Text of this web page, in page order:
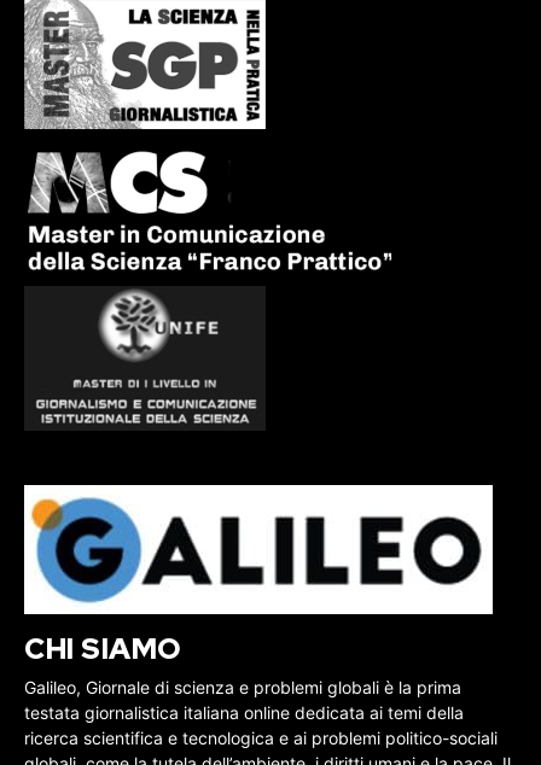
CHI SIAMO
Galileo, Giornale di scienza e problemi globali è la prima
testata giornalistica italiana online dedicata ai temi della
ricerca scientifica e tecnologica e ai problemi politico-sociali